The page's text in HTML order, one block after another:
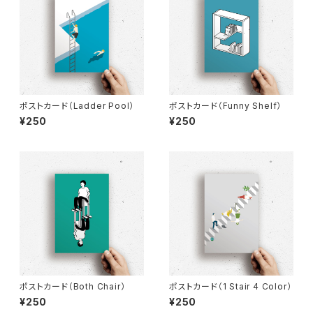
ポストカード（Ladder Pool）
¥250
ポストカード（Funny Shelf）
¥250
ポストカード（Both Chair）
¥250
ポストカード（1 Stair 4 Color）
¥250